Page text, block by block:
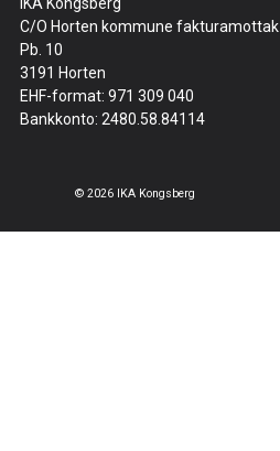
IKA Kongsberg
C/O Horten kommune fakturamottak
Pb. 10
3191 Horten
EHF-format: 971 309 040
Bankkonto: 2480.58.84114
© 2026 IKA Kongsberg